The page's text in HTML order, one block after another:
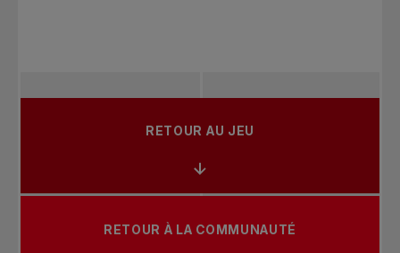
RETOUR AU JEU
RETOUR À LA COMMUNAUTÉ